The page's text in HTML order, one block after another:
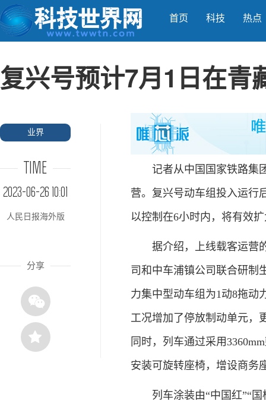
首页 科技 热点
复兴号预计7月1日在青
业界
TIME
2023-06-26 10:01
人民日报海外版
分享
记者从中国国家铁路集团
营。复兴号动车组投入运行
以控制在6小时内，将有效
据介绍，上线载客运营的
司和中车浦镇公司联合研制
力集中型动车组为1动8拖动
工况增加了停放制动单元，
同时，列车通过采用
安装可旋转座椅，增设商务
列车涂装由“中国红”“国